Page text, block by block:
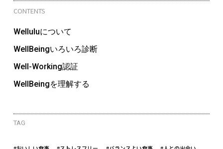
CONTENTS
Welluluについて
WellBeingいろいろ診断
Well-Working認証
WellBeingを理解する
TAG